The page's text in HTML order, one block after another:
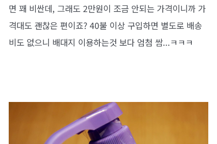
면 꽤 비싼데, 그래도 2만원이 조금 안되는 가격이니까 가
격대도 괜찮은 편이죠? 40불 이상 구입하면 별도로 배송
비도 없으니 배대지 이용하는것 보다 엄첨 쌈...ㅋㅋㅋ